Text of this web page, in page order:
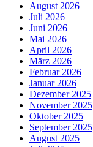
August 2026
Juli 2026
Juni 2026
Mai 2026
April 2026
März 2026
Februar 2026
Januar 2026
Dezember 2025
November 2025
Oktober 2025
September 2025
August 2025